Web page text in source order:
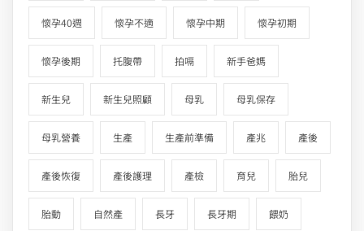
懷孕40週 懷孕不適 懷孕中期 懷孕初期
懷孕後期 托腹帶 拍嗝 新手爸媽
新生兒 新生兒照顧 母乳 母乳保存
母乳營養 生產 生產前準備 產兆 產後
產後恢復 產後護理 產檢 育兒 胎兒
胎動 自然產 長牙 長牙期 餵奶